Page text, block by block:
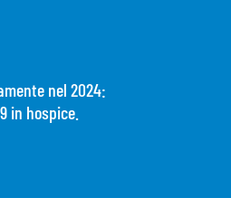
nel 2024:
in hospice.